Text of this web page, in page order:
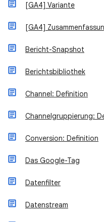
[GA4] Variante
[GA4]
Bericht-Snapshot
Berichtsbibliothek
Channel: Definition
Channelgruppierung:
Conversion: Definition
Das Google-Tag
Datenfilter
Datenstream